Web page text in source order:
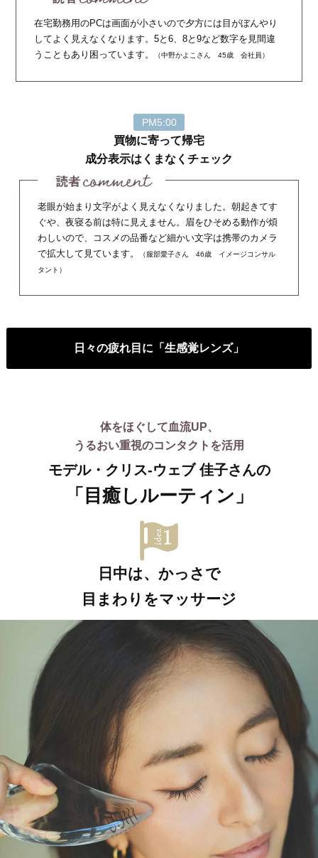
在宅勤務用のPCは画面が小さいので夕方には目がぼんやり
してよく見えなくなります。5と6、8と9など数字を見間違
うこともあり困っています。
（中野かよこさん 45歳 会社員）
PM5:00
買物に寄って帰宅
成分表示はくまなくチェック
老眼が始まり文字がよく見えなくなりました。朝起きてす
ぐや、夜寝る前は特に見えません。眉をひそめる動作が煩
わしいので、コスメの品番など細かい文字は携帯のカメラ
で拡大して見ています。
（服部愛子さん 46歳 イメージコンサル
タント）
日々の疲れ目に「生感覚レンズ」
体をほぐして血流UP、
うるおい重視のコンタクトを活用
モデル・クリス-ウェブ 佳子さんの
「目癒しルーティン」
日中は、かっさで
目まわりをマッサージ